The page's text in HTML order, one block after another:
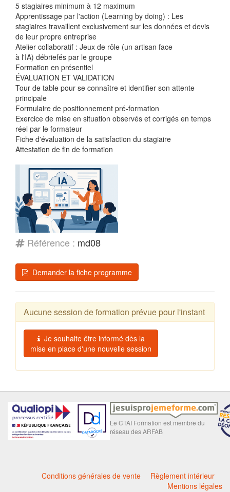
5 stagiaires minimum à 12 maximum
Apprentissage par l'action (Learning by doing) : Les
stagiaires travaillent exclusivement sur les données et devis
de leur propre entreprise
Atelier collaboratif : Jeux de rôle (un artisan face
à l'IA) débriefés par le groupe
Formation en présentiel
ÉVALUATION ET VALIDATION
Tour de table pour se connaître et identifier son attente
principale
Formulaire de positionnement pré-formation
Exercice de mise en situation observés et corrigés en temps
réel par le formateur
Fiche d'évaluation de la satisfaction du stagiaire
Attestation de fin de formation
Référence : md08
Demander la fiche programme
Aucune session de formation prévue pour l'instant
Je souhaite être informé dès la
mise en place d'une nouvelle session
Le CTAI Formation est membre du
réseau des ARFAB
Conditions générales de vente
Règlement intérieur
Mentions légales